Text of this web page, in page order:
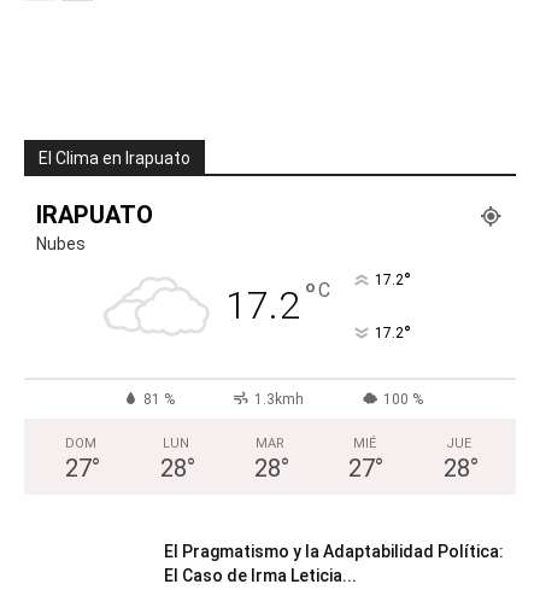
El Clima en Irapuato
IRAPUATO
Nubes
17.2°C 17.2°
17.2°
81 % 1.3kmh 100 %
DOM
27°
LUN
28°
MAR
28°
MIÉ
27°
JUE
28°
El Pragmatismo y la Adaptabilidad Política:
El Caso de Irma Leticia...